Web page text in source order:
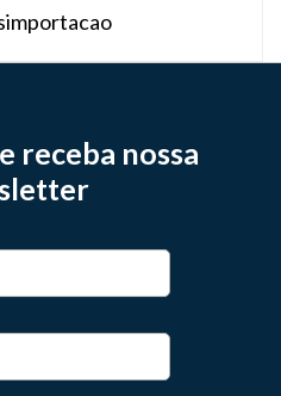
receba nossa